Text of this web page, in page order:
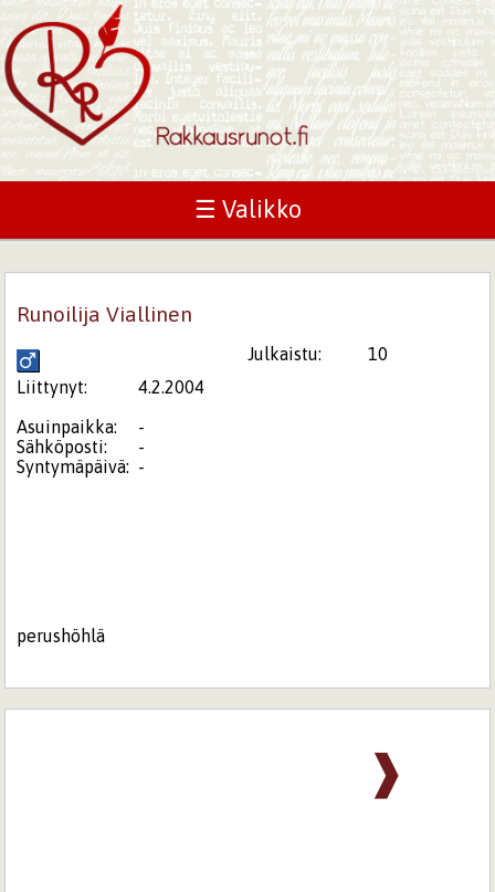
☰ Valikko
Runoilija Viallinen
Julkaistu:
10
Liittynyt:
4.2.2004
Asuinpaikka:
-
Sähköposti:
-
Syntymäpäivä: -
perushöhlä
❱